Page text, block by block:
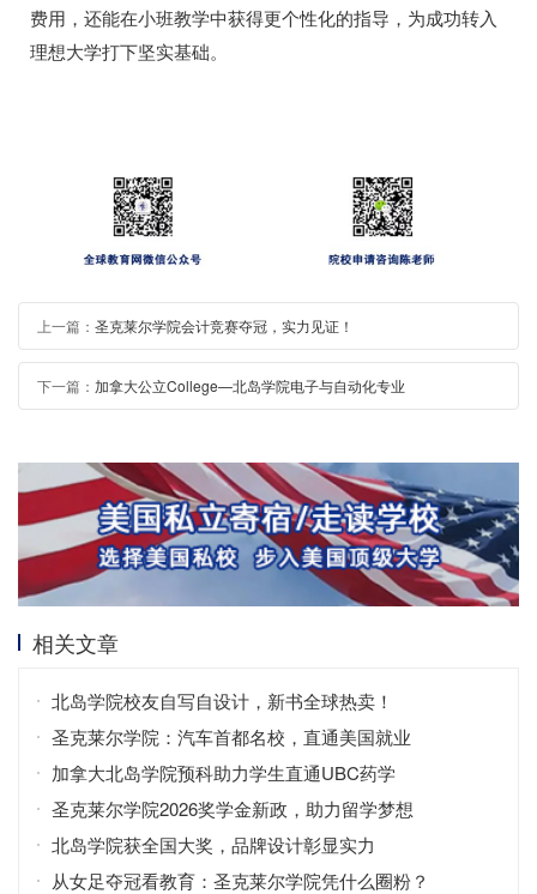
费用，还能在小班教学中获得更个性化的指导，为成功转入
理想大学打下坚实基础。
上一篇： 圣克莱尔学院会计竞赛夺冠，实力见证！
下一篇： 加拿大公立College—北岛学院电子与自动化专业
相关文章
北岛学院校友自写自设计，新书全球热卖！
圣克莱尔学院：汽车首都名校，直通美国就业
加拿大北岛学院预科助力学生直通UBC药学
圣克莱尔学院2026奖学金新政，助力留学梦想
北岛学院获全国大奖，品牌设计彰显实力
从女足夺冠看教育：圣克莱尔学院凭什么圈粉？